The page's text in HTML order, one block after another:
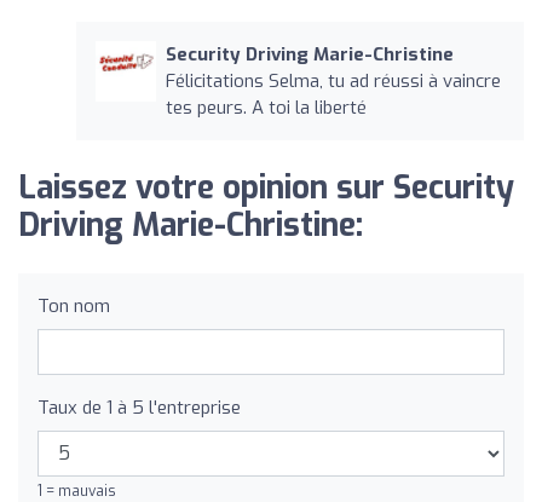
Security Driving Marie-Christine
Félicitations Selma, tu ad réussi à vaincre
tes peurs. A toi la liberté
Laissez votre opinion sur Security
Driving Marie-Christine:
Ton nom
Taux de 1 à 5 l'entreprise
1 = mauvais